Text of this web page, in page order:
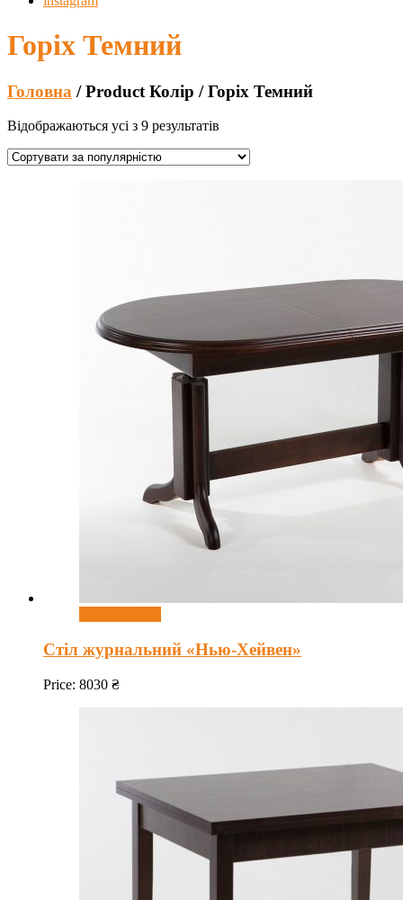
Горіх Темний
Головна / Product Колір / Горіх Темний
Відображаються усі з 9 результатів
Стіл журнальний «Нью-Хейвен»
Price: 8030 ₴